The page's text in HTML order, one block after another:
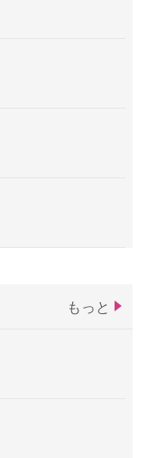
もっと